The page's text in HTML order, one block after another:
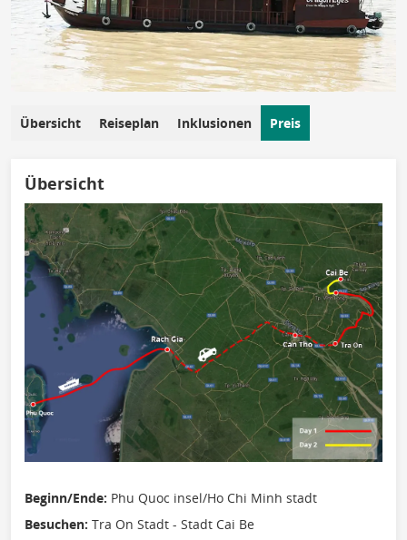
Übersicht Reiseplan Inklusionen Preis
Übersicht
Beginn/Ende: Phu Quoc insel/Ho Chi Minh stadt
Besuchen: Tra On Stadt - Stadt Cai Be